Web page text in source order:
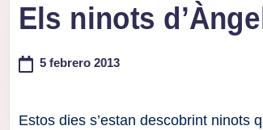
Els ninots
5 febrero 2013
Estos dies s’estan descobrint ninots